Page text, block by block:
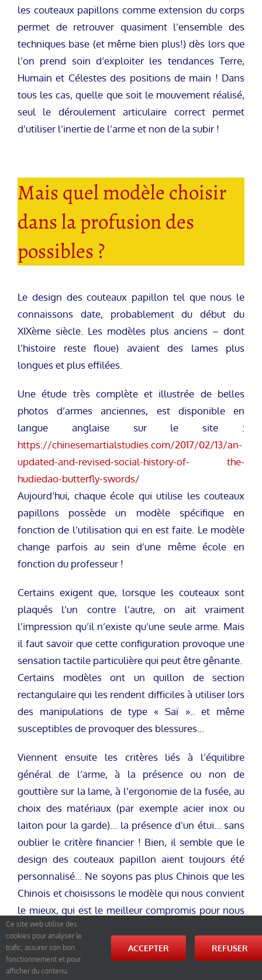
les couteaux papillons comme extension du corps
permet de retrouver quasiment l’ensemble des
techniques base (et même bien plus!) dès lors que
l’on prend soin d’exploiter les tendances Terre,
Humain et Célestes des positions de main ! Dans
tous les cas, quelle que soit le mouvement réalisé,
seul le déroulement articulaire correct permet
d’utiliser l’inertie de l’arme et non de la subir !
Mais quel modèle choisir
dans la profusion des
possibles ?
Le design des couteaux papillon tel que nous le
connaissons date, probablement du début du
XIXème siècle. Les modèles plus anciens – dont
l’histoire reste floue) avaient des lames plus
longues et plus effilées.
Une étude très complète et illustrée de belles
photos d’armes anciennes, est disponible en
langue anglaise sur le site :
https://chinesemartialstudies.com/2017/02/13/an-
updated-and-revised-social-history-of- the-
hudiedao-butterfly-swords/
Aujourd’hui, chaque école qui utilise les couteaux
papillons possède un modèle spécifique en
fonction de l’utilisation qui en est faite. Le modèle
change parfois au sein d’une même école en
fonction du professeur !
Certains exigent que, lorsque les couteaux sont
plaqués l’un contre l’autre, on ait vraiment
l’impression qu’il n’existe qu’une seule arme. Mais
il faut savoir que cette configuration provoque une
sensation tactile particulière qui peut être gênante.
Certains modèles ont un quillon de section
rectangulaire qui les rendent difficiles à utiliser lors
des manipulations de type « Saï ».. et même
susceptibles de provoquer des blessures…
Viennent ensuite les critères liés à l’équilibre
général de l’arme, à la présence ou non de
gouttière sur la lame, à l’ergonomie de la fusée, au
choix des matériaux (par exemple acier inox ou
laiton pour la garde)… la présence d’un étui… sans
oublier le critère financier ! Bien, il semble que le
design des couteaux papillon aient toujours été
personnalisé… Ne soyons pas plus Chinois que les
Chinois et choisissons le modèle qui nous convient
le mieux, qui est le meilleur compromis pour nous
qualité, prix, équilibre et esthétique !
Il suffit de taper « couteau papillon Wing Chun »
dans votre moteur de recherche favori pour avoir
Ce site web utilise des
cookies pour analyser le
trafic, assurer son bon
fonctionnement et pour
afficher du contenu.
ACCEPTER REFUSER